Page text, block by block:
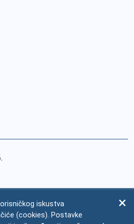
iskustva
(cookies). Postavke